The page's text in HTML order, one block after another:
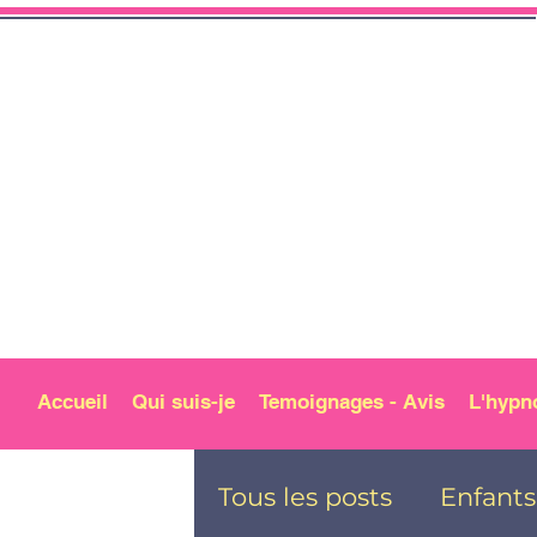
Accueil Qui suis-je Temoignages - Avis
Tous les posts Enfants